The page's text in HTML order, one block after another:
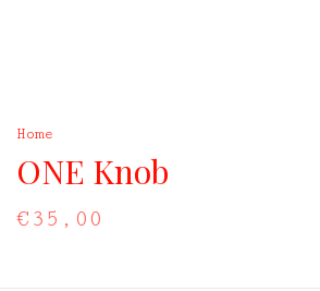
Home
ONE Knob
€35,00